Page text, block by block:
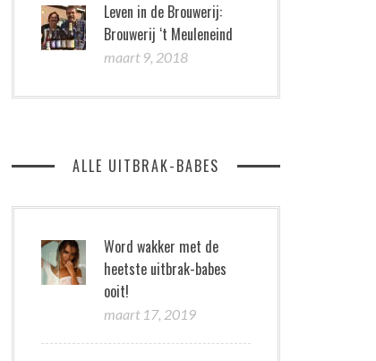
Leven in de Brouwerij:
Brouwerij ‘t Meuleneind
maart 9, 2018
ALLE UITBRAK-BABES
Word wakker met de
heetste uitbrak-babes
ooit!
maart 17, 2019